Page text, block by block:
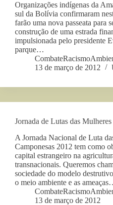
Organizações indígenas da
sul da Bolívia confirmaram
farão uma nova passeata para
construção de uma estrada
impulsionada pelo presidente
parque…
13 de março de 2012
Jornada de Lutas das
A Jornada Nacional de Luta
Camponesas 2012 tem como
capital estrangeiro na
transnacionais. Queremos
sociedade do modelo
o meio ambiente e as
13 de março de 2012